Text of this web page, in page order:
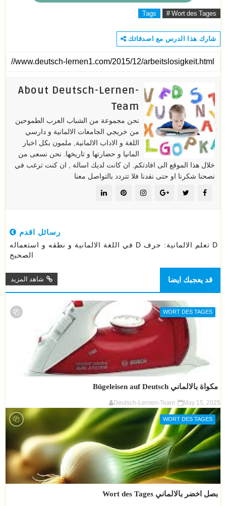
Tags # Wort des Tages
شارك هذا الدرس مع اصدقائك
About Deutsch-Lernen-
Team
نحن مجموعة من الشباب العرب الطموحين
من خريجي الجامعات الالمانية و دارسي
اللغة و الاداب الالمانية, ملمون بكل اخبار
المانيا و حضارتها و تاريخها. نحن نسعى من
خلال هذا الموقع الى افادتكم. ان كانت لديك اسالة , ان كنت ترغب في
نصحنا شكرنا او حتى نقدنا فلا تتردد بالتواصل معنا
رسائل اقدم
D تعلم الالمانية: حرف D في اللغة الالمانية و نطقه و استعماله
الصحيح
قد يعجبك ايضا شاهد المزيد
WORT DES TAGES
مكواة بالالماني Bügeleisen auf Deutsch
Deutsch-Lernen-Team May 15, 2025
WORT DES TAGES
بصل اخضر بالالماني Wort des Tages